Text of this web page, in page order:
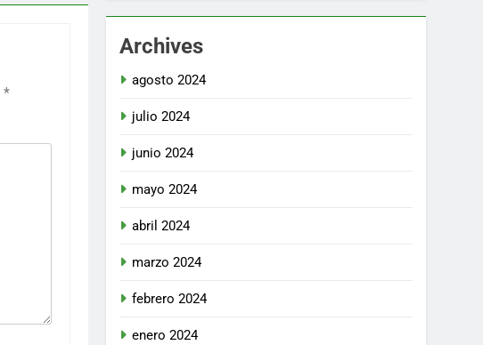
*
Archives
agosto 2024
julio 2024
junio 2024
mayo 2024
abril 2024
marzo 2024
febrero 2024
enero 2024